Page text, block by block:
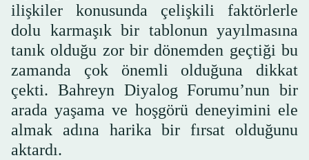
ilişkiler konusunda çelişkili faktörlerle
dolu karmaşık bir tablonun yayılmasına
tanık olduğu zor bir dönemden geçtiği bu
zamanda çok önemli olduğuna dikkat
çekti. Bahreyn Diyalog Forumu’nun bir
arada yaşama ve hoşgörü deneyimini ele
almak adına harika bir fırsat olduğunu
aktardı.